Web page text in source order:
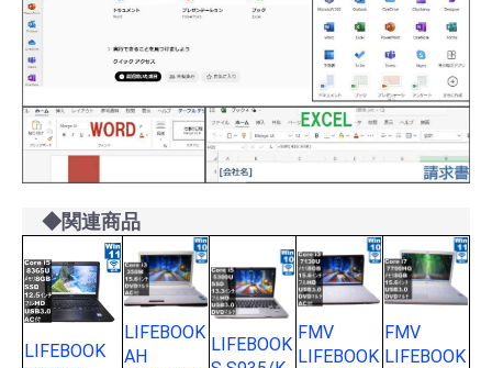
◆関連商品
LIFEBOOK
LIFEBOOK
AH
LIFEBOOK
FMV
LIFEBOOK
FMV
LIFEBOOK